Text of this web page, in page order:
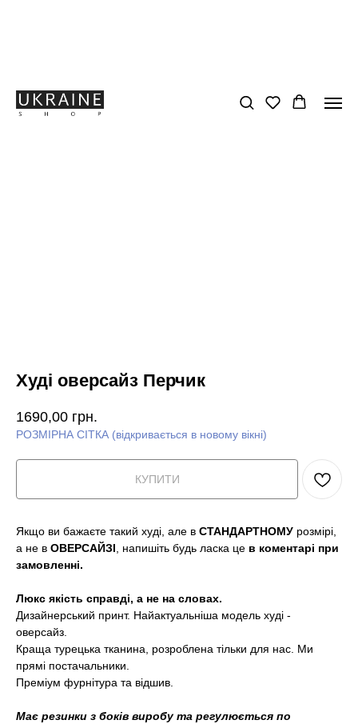
Худі оверсайз Перчик
1690,00 грн.
РОЗМІРНА СІТКА (відкривається в новому вікні)
КУПИТИ
Якщо ви бажаєте такий худі, але в СТАНДАРТНОМУ розмірі,
а не в ОВЕРСАЙЗІ, напишіть будь ласка це в коментарі при
замовленні.
Люкс якість справді, а не на словах.
Дизайнерський принт. Найактуальніша модель худі -
оверсайз.
Краща турецька тканина, розроблена тільки для нас. Ми
прямі постачальники.
Преміум фурнітура та відшив.
Має резинки з боків виробу та регулюється по